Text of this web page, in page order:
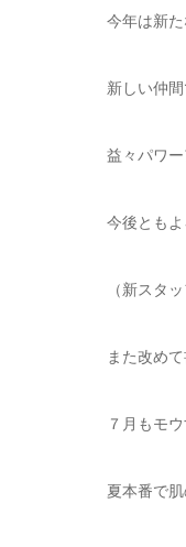
今年は新
新しい仲
益々パワ
今後とも
（新スタ
また改め
７月もモ
夏本番で